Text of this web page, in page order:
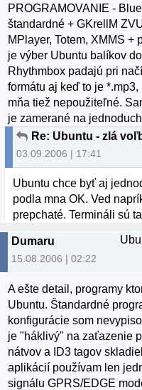
PROGRAMOVANIE -
štandardné + GKrellM
MPlayer, Totem, XMMS +
je výber Ubuntu balíkov
Rhythmbox padajú pri
formátu aj keď to je
mňa tiež nepoužiteľné.
je zamerané na
03.09.2006 | 17:41
Ubuntu chce byť aj
podla mna OK. Ved
prepchaté. Termináli sú
Dumaru
15.08.2006 | 02:22
A ešte detail, programy
Ubuntu. Štandardné
konfigurácie som
je "háklivý" na zaťazenie
nátvov a ID3 tagov
aplikácií používam len
signálu GPRS/EDGE